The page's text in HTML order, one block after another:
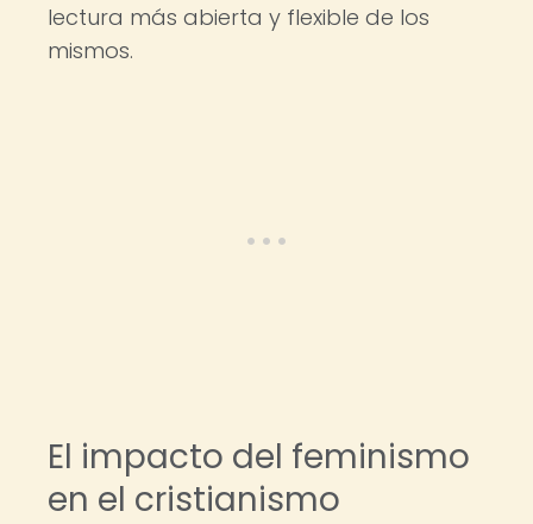
lectura más abierta y flexible de los
mismos.
El impacto del feminismo
en el cristianismo